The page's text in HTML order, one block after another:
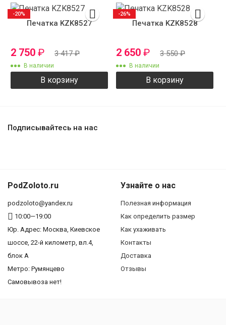
Печатка KZK8527
2 750 ₽ 3 417₽
В наличии
В корзину
-20%
Печатка KZK8528
2 650 ₽ 3 550₽
В наличии
В корзину
-26%
Подписывайтесь на нас
PodZoloto.ru
podzoloto@yandex.ru
10:00—19:00
Юр. Адреc: Москва, Киевское
шоссе, 22-й километр, вл.4,
блок А
Метро: Румянцево
Самовывоза нет!
Узнайте о нас
Полезная информация
Как определить размер
Как ухаживать
Контакты
Доставка
Отзывы